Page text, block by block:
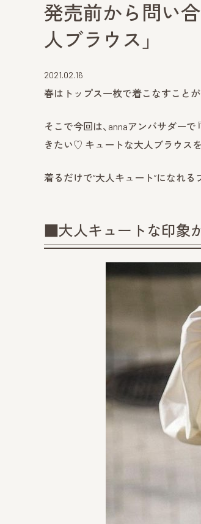
発売前から問い
人ブラウス」
2021.02.16
春はトップス一枚で着こなすこと
そこで今回は、annaアンバサダーで
きたい♡ キュートな大人ブラウスを
着るだけで“大人キュート”になれ
■大人キュートな印象が